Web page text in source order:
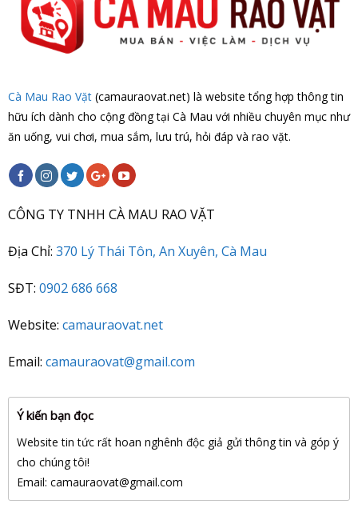
Cà Mau Rao Vặt (camauraovat.net) là website tổng hợp thông tin
hữu ích dành cho cộng đồng tại Cà Mau với nhiều chuyên mục như
ăn uống, vui chơi, mua sắm, lưu trú, hỏi đáp và rao vặt.
CÔNG TY TNHH CÀ MAU RAO VẶT
Địa Chỉ: 370 Lý Thái Tôn, An Xuyên, Cà Mau
SĐT: 0902 686 668
Website: camauraovat.net
Email: camauraovat@gmail.com
Ý kiến bạn đọc
Website tin tức rất hoan nghênh độc giả gửi thông tin và góp ý
cho chúng tôi!
Email: camauraovat@gmail.com